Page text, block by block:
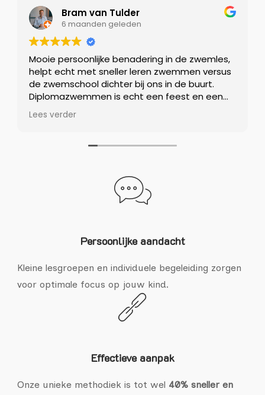
Bram van Tulder
6 maanden geleden
Mooie persoonlijke benadering in de zwemles,
helpt echt met sneller leren zwemmen versus
de zwemschool dichter bij ons in de buurt.
Diplomazwemmen is echt een feest en een
bijzondere ervaring voor zowel ouders als kind!
Lees verder
Persoonlijke aandacht
Kleine lesgroepen en individuele begeleiding zorgen
voor optimale focus op jouw kind.
Effectieve aanpak
Onze unieke methodiek is tot wel 40% sneller en